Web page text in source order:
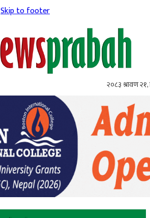
Skip to footer
२०८३ श्रावण २१,